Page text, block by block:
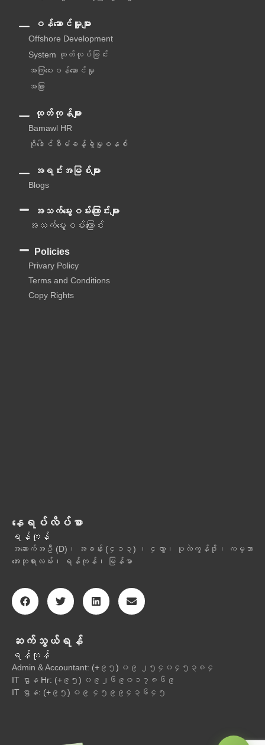
ဝန်ဆောင်မှူများ
Offshore Development
System ထုတ်လုပ်ခြင်း
အကြံပေးဝန်ဆောင်မှု‌
အခြား
ထုတ်ကုန်များ
Bamawl HR
ဂိုဒေါင်စီမံခန့်ခွဲမှုစနစ်
အရင်းအမြစ်များ
Blogs
အသက်မွေးဝမ်းကြောင်းများ
အသက်မွေးဝမ်းကြောင်း
Policies
Privary Policy
Terms and Conditions
Copy Rights
နေရပ်လိပ်စာ
ရန်ကုန်
အဆောက်အဦ (D)၊ အခန်း (၄၁၃) ၊ ၄လွှာ၊ ပုလဲကွန်ဒို၊ ကမ္ဘာ
အေးဘုရားလမ်း၊ ရန်ကုန်၊ မြန်မာ
ဆက်သွယ်ရန်
ရန်ကုန်
Admin & Accountant: (+၉၅) ၀၉ ၂၅၄၀၄၅၃၈၄
IT ဌာန Hr: (+၉၅) ၀၉၂၆၉၀၁၇၈၆၉
IT ဌာန: (+၉၅) ၀၉ ၄၅၉၉၄၃၆၄၅